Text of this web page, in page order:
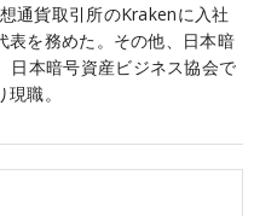
通貨取引所のKrakenに入社
表を務めた。その他、日本暗
日本暗号資産ビジネス協会で
職。